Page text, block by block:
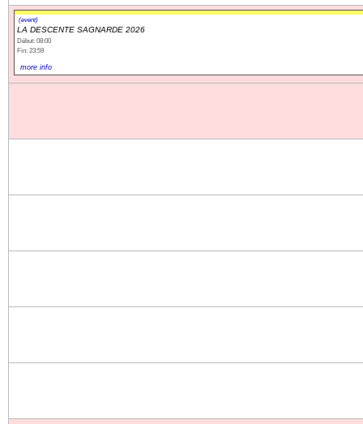
(event)
LA DESCENTE SAGNARDE 2026
Début: 08:00
Fin: 23:59
more info